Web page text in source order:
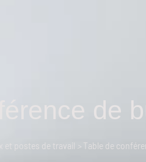
de
et postes de travail > Table de